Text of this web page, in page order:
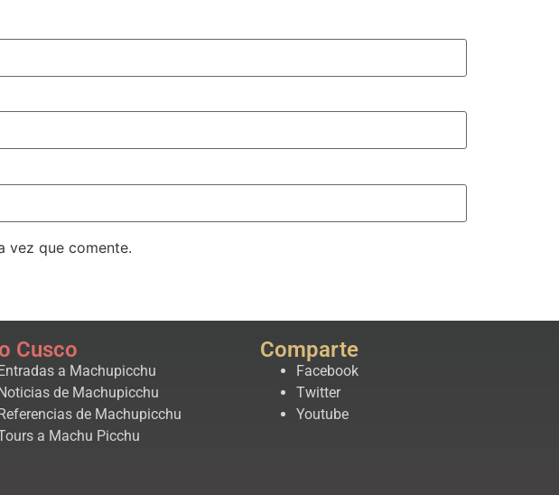
vez que comente.
Cusco
a Machupicchu
de Machupicchu
de Machupicchu
a Machu Picchu
Comparte
Facebook
Twitter
Youtube